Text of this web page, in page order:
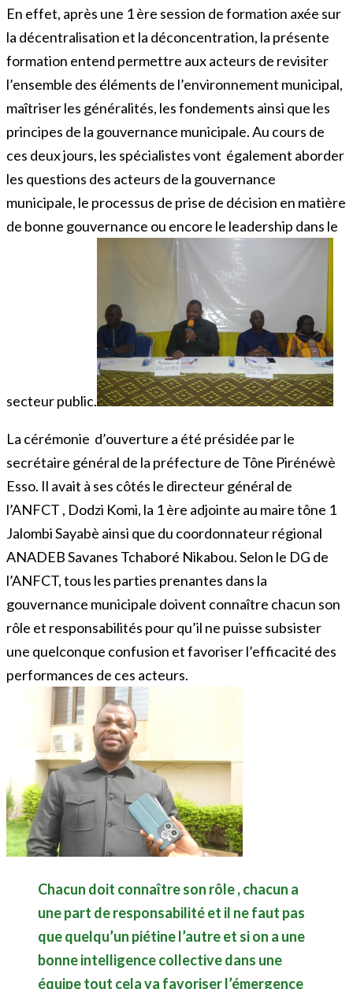
En effet, après une 1 ère session de formation axée sur
la décentralisation et la déconcentration, la présente
formation entend permettre aux acteurs de revisiter
l’ensemble des éléments de l’environnement municipal,
maîtriser les généralités, les fondements ainsi que les
principes de la gouvernance municipale. Au cours de
ces deux jours, les spécialistes vont également aborder
les questions des acteurs de la gouvernance
municipale, le processus de prise de décision en matière
de bonne gouvernance ou encore le leadership dans le
secteur public.
La cérémonie d’ouverture a été présidée par le
secrétaire général de la préfecture de Tône Pirénéwè
Esso. Il avait à ses côtés le directeur général de
l’ANFCT , Dodzi Komi, la 1 ère adjointe au maire tône 1
Jalombi Sayabè ainsi que du coordonnateur régional
ANADEB Savanes Tchaboré Nikabou. Selon le DG de
l’ANFCT, tous les parties prenantes dans la
gouvernance municipale doivent connaître chacun son
rôle et responsabilités pour qu’il ne puisse subsister
une quelconque confusion et favoriser l’efficacité des
performances de ces acteurs.
Chacun doit connaître son rôle , chacun a
une part de responsabilité et il ne faut pas
que quelqu’un piétine l’autre et si on a une
bonne intelligence collective dans une
équipe tout cela va favoriser l’émergence